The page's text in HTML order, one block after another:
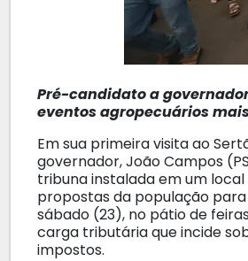
Pré-candidato a
eventos agropecuários
Em sua primeira visita ao
governador, João Campos
tribuna instalada em um
propostas da população
sábado (23), no pátio de
carga tributária que incide
impostos.